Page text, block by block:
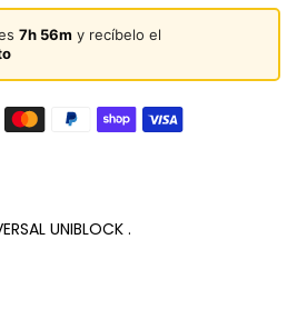
7h 56m y recíbelo el
UNIBLOCK .